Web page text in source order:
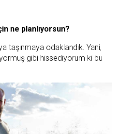
ne planlıyorsun?
taşınmaya odaklandık. Yani,
gibi hissediyorum ki bu